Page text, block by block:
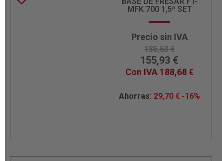
MFK 700 1,5º SET
Precio sin IVA
185,63€
155,93 €
Con IVA 188,68€
Ahorras: 29,70 € -16%